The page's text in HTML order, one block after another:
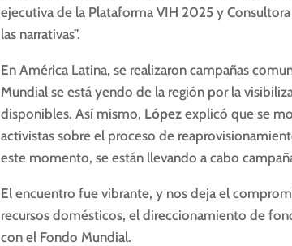
ejecutiva de la Plataforma VIH 2025 y
las narrativas”.
En América Latina, se realizaron campañas
Mundial se está yendo de la región por la
disponibles. Así mismo, López explicó que se
activistas sobre el proceso de
este momento, se están llevando a cabo
El encuentro fue vibrante, y nos deja el
recursos domésticos, el direccionamiento de
con el Fondo Mundial.